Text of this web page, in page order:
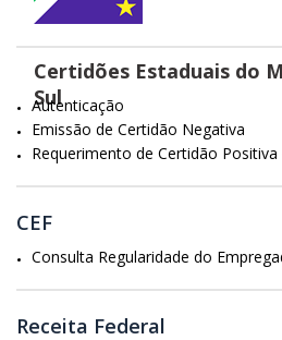
Certidões Estaduais do
Sul
Autenticação
Emissão de Certidão Negativa
Requerimento de Certidão
CEF
Consulta Regularidade do
Receita Federal